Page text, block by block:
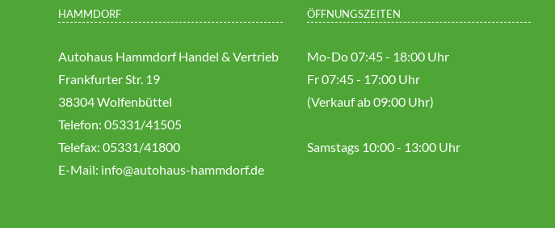
HAMMDORF
Autohaus Hammdorf Handel & Vertrieb
Frankfurter Str. 19
38304 Wolfenbüttel
Telefon: 05331/41505
Telefax: 05331/41800
E-Mail: info@autohaus-hammdorf.de
ÖFFNUNGSZEITEN
Mo-Do 07:45 - 18:00 Uhr
Fr 07:45 - 17:00 Uhr
(Verkauf ab 09:00 Uhr)
Samstags 10:00 - 13:00 Uhr